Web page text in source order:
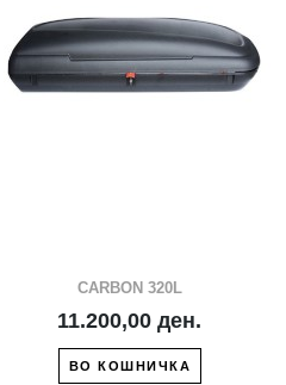
CARBON 320L
11.200,00 ден.
ВО КОШНИЧКА